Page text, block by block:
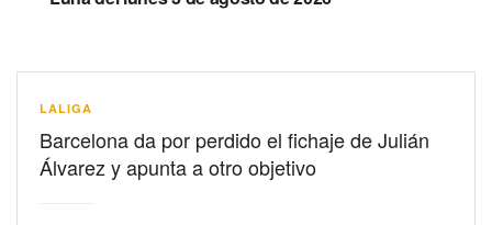
LALIGA
Barcelona da por perdido el fichaje de Julián
Álvarez y apunta a otro objetivo